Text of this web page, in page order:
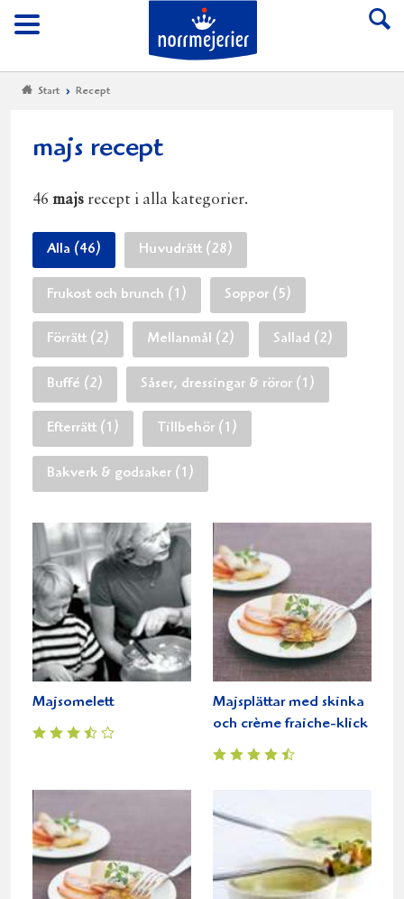
Meny
Till Norrmejerier
Start Recept
majs recept
46 majs recept i alla kategorier.
Alla (46) Huvudrätt (28)
Frukost och brunch (1) Soppor (5)
Förrätt (2) Mellanmål (2) Sallad (2)
Buffé (2) Såser, dressingar & röror (1)
Efterrätt (1) Tillbehör (1)
Bakverk & godsaker (1)
Majsomelett
Majsplättar med skinka
och crème fraiche-klick